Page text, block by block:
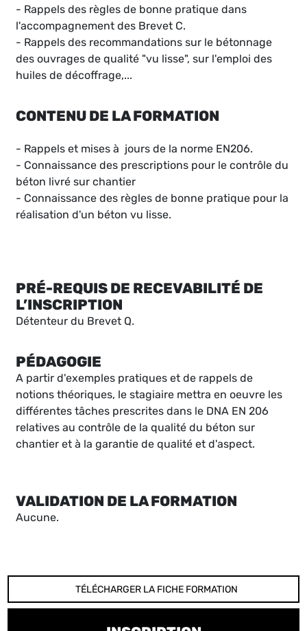
- Rappels des règles de bonne pratique dans
l'accompagnement des Brevet C.
- Rappels des recommandations sur le bétonnage
des ouvrages de qualité "vu lisse", sur l'emploi des
huiles de décoffrage,...
CONTENU DE LA FORMATION
- Rappels et mises à jours de la norme EN206.
- Connaissance des prescriptions pour le contrôle du
béton livré sur chantier
- Connaissance des règles de bonne pratique pour la
réalisation d'un béton vu lisse.
PRÉ-REQUIS DE RECEVABILITÉ DE
L’INSCRIPTION
Détenteur du Brevet Q.
PÉDAGOGIE
A partir d'exemples pratiques et de rappels de
notions théoriques, le stagiaire mettra en oeuvre les
différentes tâches prescrites dans le DNA EN 206
relatives au contrôle de la qualité du béton sur
chantier et à la garantie de qualité et d'aspect.
VALIDATION DE LA FORMATION
Aucune.
TÉLÉCHARGER LA FICHE FORMATION